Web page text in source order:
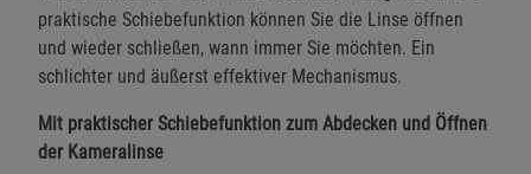
praktische Schiebefunktion können Sie die Linse öffnen
und wieder schließen, wann immer Sie möchten. Ein
schlichter und äußerst effektiver Mechanismus.
Mit praktischer Schiebefunktion zum Abdecken und Öffnen
der Kameralinse